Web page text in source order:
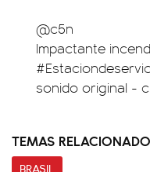
@c5n
Impactante
sonido original -
TEMAS
BRASIL